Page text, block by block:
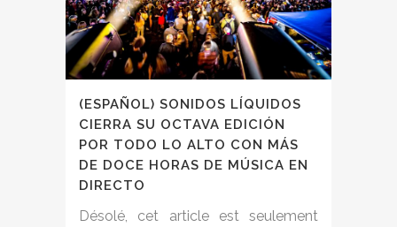
(ESPAÑOL) SONIDOS LÍQUIDOS
CIERRA SU OCTAVA EDICIÓN
POR TODO LO ALTO CON MÁS
DE DOCE HORAS DE MÚSICA EN
DIRECTO
Désolé, cet article est seulement